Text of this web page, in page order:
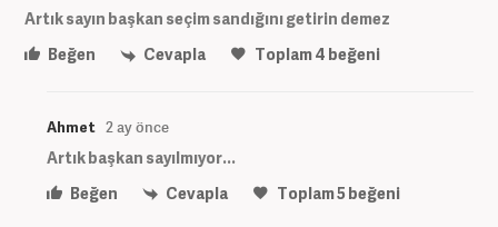
Artık sayın başkan seçim sandığını getirin demez
Beğen
Cevapla Toplam4 beğeni
Ahmet 2 ay önce
Artık başkan sayılmıyor...
Beğen
Cevapla Toplam5beğeni